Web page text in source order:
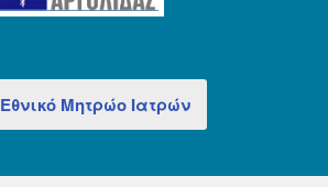
Εθνικό Μητρώο Ιατρών